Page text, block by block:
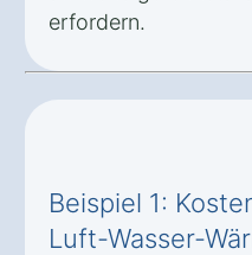
erfordern.
Beispiel 1:
Luft-Wasser-